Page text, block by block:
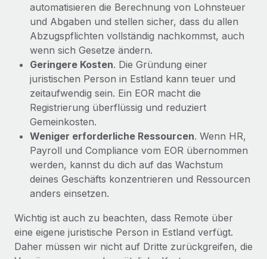
automatisieren die Berechnung von Lohnsteuer
und Abgaben und stellen sicher, dass du allen
Abzugspflichten vollständig nachkommst, auch
wenn sich Gesetze ändern.
Geringere Kosten. Die Gründung einer
juristischen Person in Estland kann teuer und
zeitaufwendig sein. Ein EOR macht die
Registrierung überflüssig und reduziert
Gemeinkosten.
Weniger erforderliche Ressourcen. Wenn HR,
Payroll und Compliance vom EOR übernommen
werden, kannst du dich auf das Wachstum
deines Geschäfts konzentrieren und Ressourcen
anders einsetzen.
Wichtig ist auch zu beachten, dass Remote über
eine eigene juristische Person in Estland verfügt.
Daher müssen wir nicht auf Dritte zurückgreifen, die